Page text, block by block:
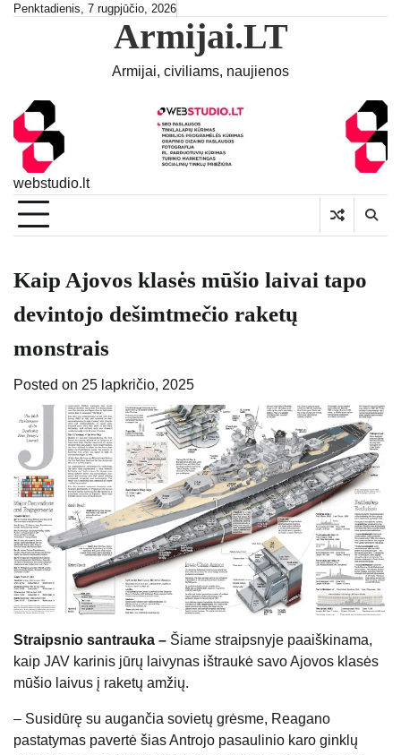
SkipPenktadienis, 7 rugpjūčio, 2026
Armijai.LT
Armijai, civiliams, naujienos
webstudio.lt
Kaip Ajovos klasės mūšio laivai tapo
devintojo dešimtmečio raketų
monstrais
Posted on 25 lapkričio, 2025
Straipsnio santrauka – Šiame straipsnyje paaiškinama,
kaip JAV karinis jūrų laivynas ištraukė savo Ajovos klasės
mūšio laivus į raketų amžių.
– Susidūrę su augančia sovietų grėsme, Reagano
pastatymas pavertė šias Antrojo pasaulinio karo ginklų